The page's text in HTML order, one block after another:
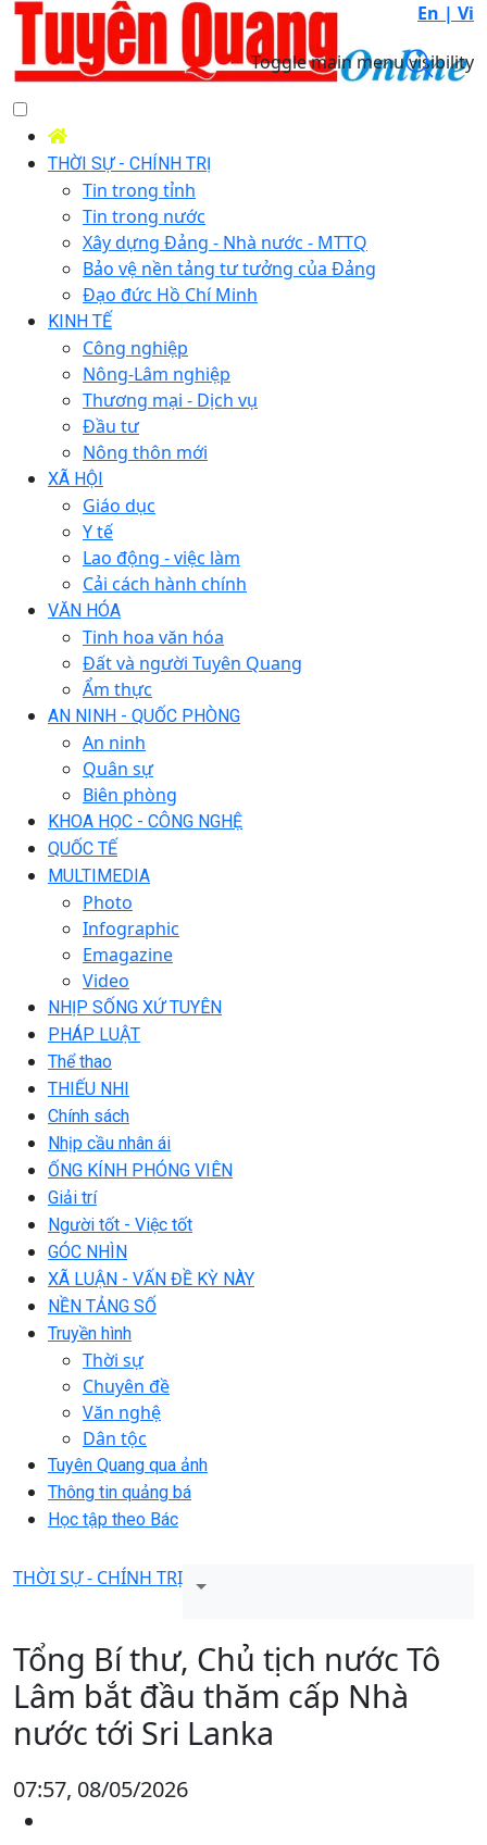
En | Vi
Toggle main menu visibility
THỜI SỰ - CHÍNH TRỊ
Tin trong tỉnh
Tin trong nước
Xây dựng Đảng - Nhà nước - MTTQ
Bảo vệ nền tảng tư tưởng của Đảng
Đạo đức Hồ Chí Minh
KINH TẾ
Công nghiệp
Nông-Lâm nghiệp
Thương mại - Dịch vụ
Đầu tư
Nông thôn mới
XÃ HỘI
Giáo dục
Y tế
Lao động - việc làm
Cải cách hành chính
VĂN HÓA
Tinh hoa văn hóa
Đất và người Tuyên Quang
Ẩm thực
AN NINH - QUỐC PHÒNG
An ninh
Quân sự
Biên phòng
KHOA HỌC - CÔNG NGHỆ
QUỐC TẾ
MULTIMEDIA
Photo
Infographic
Emagazine
Video
NHỊP SỐNG XỨ TUYÊN
PHÁP LUẬT
Thể thao
THIẾU NHI
Chính sách
Nhịp cầu nhân ái
ỐNG KÍNH PHÓNG VIÊN
Giải trí
Người tốt - Việc tốt
GÓC NHÌN
XÃ LUẬN - VẤN ĐỀ KỲ NÀY
NỀN TẢNG SỐ
Truyền hình
Thời sự
Chuyên đề
Văn nghệ
Dân tộc
Tuyên Quang qua ảnh
Thông tin quảng bá
Học tập theo Bác
THỜI SỰ - CHÍNH TRỊ
Tổng Bí thư, Chủ tịch nước Tô
Lâm bắt đầu thăm cấp Nhà
nước tới Sri Lanka
07:57, 08/05/2026